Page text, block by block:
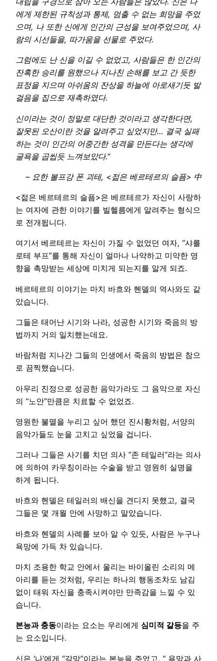
에게 제한된 규칙성과 통제, 멈출 수 없는 희망을 주었
으며, 나 또한 신에게 인간의 근성을 보여주었으며, 사
람의 시선들을, 따가움을 선물로 주었다.
그럼에도 난 신을 이길 수 없었고, 사람들은 한 인간의
잔혹한 승리를 원했으나 지나친 손해를 보고 간 듯한
표정을 지으며 아쉬움의 잔상을 하늘에 아로새기듯 발
걸음을 집으로 재촉하였다.
신이라는 것이 정말로 대단한 것이라고 생각한다면,
잘못된 오산이란 것을 알려주고 싶었지만… 결국 실패
하는 것이 인간의 어중간한 성격을 만든다는 생각에
굴욕을 곱씹듯 느껴보았다.”
– 요한 볼프강 폰 괴테, <젊은 베르테르의 슬픔> 中
<젊은 베르테르의 슬픔>은 베르테르가 자신이 사랑하
는 여자에 관한 이야기를 빌헬름에게 알려주는 형식으
로 전개됩니다.
여기서 베르테르는 자신이 가질 수 없었던 여자, “샤를
로테 부프”를 통해 자신이 얼마나 나약하고 미약한 영
향을 촉망받는 세상에 미치게 되는지를 알게 되죠.
베르테르의 이야기는 마치 바흐와 헨델의 역사와도 같
았습니다.
그들은 태어난 시기와 나라, 성공한 시기와 죽음의 방
법까지 거의 일치했는데요.
바람처럼 지나간 그들의 인생에서 죽음의 방법은 참으
로 끔찍했습니다.
아무리 진정으로 성공한 음악가라도 그 음악으로 자신
의 “노안”만큼은 치료할 수 없었죠.
영원한 불멸을 누리고 싶어 했던 진시황처럼, 서양의
음악가들도 눈을 고치고 싶었을 겁니다.
그러나 그들은 사기를 치던 의사 “존 테일러”라는 의사
에 의하여 카우칭이라는 수술을 받고 영원히 실명을
하게 됩니다.
바흐와 헨델은 테일러의 배신을 견디지 못했고, 결국
그들은 몇 개월 안에 사망하고 말았습니다.
바흐와 헨델의 사례를 보아 알 수 있듯, 사람은 누구나
욕망에 가득 차 있습니다.
마치 조용한 학교 안에서 울리는 바이올린 소리의 메
아리를 듣는 것처럼, 우리는 하나의 행동조차도 남김
없이 태워 자신을 충족시켜야만 만족감을 느낄 수 있
습니다.
본능과 충동이라는 요소는 우리에게 심미적 갈등을 주
는 요소입니다.
신은 ‘나’에게 “갈망”이라는 본능을 주었고, ” 욕망과 사